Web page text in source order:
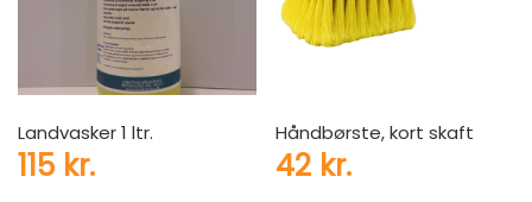
Landvasker 1 ltr.
115 kr.
Håndbørste, kort skaft
42 kr.